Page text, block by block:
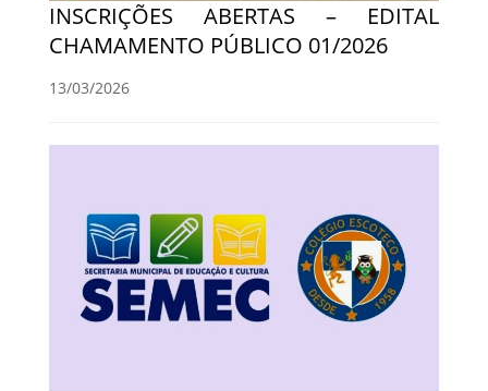
INSCRIÇÕES ABERTAS – EDITAL
CHAMAMENTO PÚBLICO 01/2026
13/03/2026